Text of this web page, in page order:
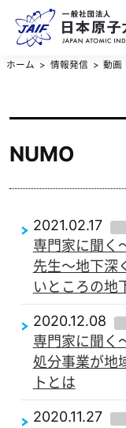
ホーム 情報発信 動画
NUMO
2021.02.17
専門家に聞く
先生～地下深
いところの地
2020.12.08
専門家に聞く
処分事業が地
トとは
2020.11.27